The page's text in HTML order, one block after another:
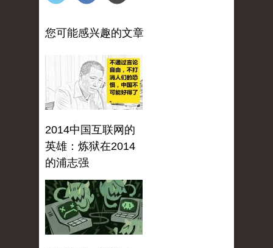
您可能感兴趣的文章
2014中国互联网的
英雄：炼狱在2014
的浦志强